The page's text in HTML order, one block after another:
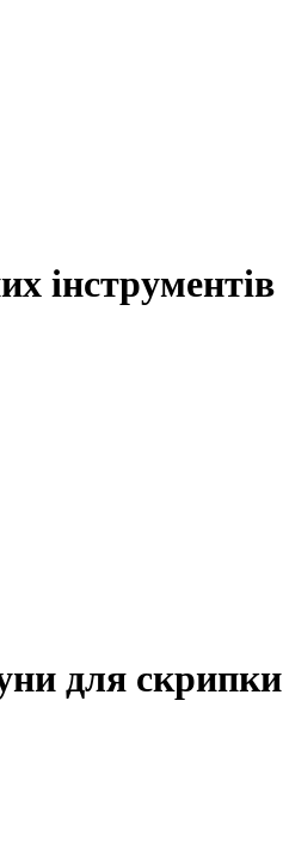
інструментів
для скрипки